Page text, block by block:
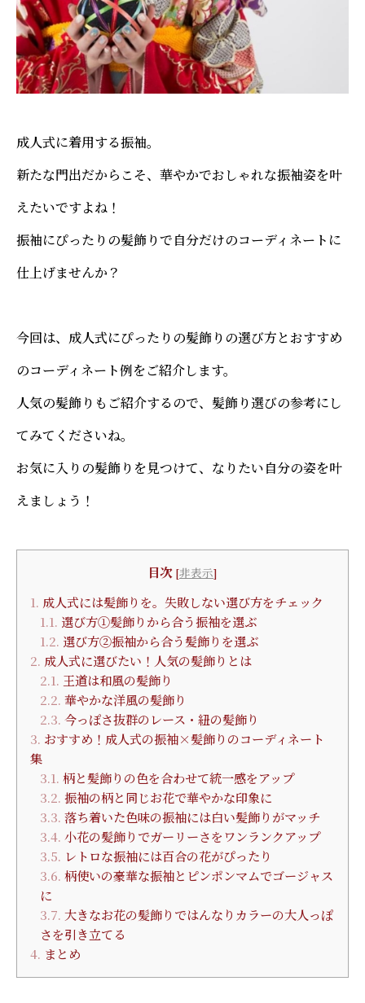
成人式に着用する振袖。
新たな門出だからこそ、華やかでおしゃれな振袖姿を叶
えたいですよね！
振袖にぴったりの髪飾りで自分だけのコーディネートに
仕上げませんか？
今回は、成人式にぴったりの髪飾りの選び方とおすすめ
のコーディネート例をご紹介します。
人気の髪飾りもご紹介するので、髪飾り選びの参考にし
てみてくださいね。
お気に入りの髪飾りを見つけて、なりたい自分の姿を叶
えましょう！
目次 [非表示]
1. 成人式には髪飾りを。失敗しない選び方をチェック
1.1. 選び方①髪飾りから合う振袖を選ぶ
1.2. 選び方②振袖から合う髪飾りを選ぶ
2. 成人式に選びたい！人気の髪飾りとは
2.1. 王道は和風の髪飾り
2.2. 華やかな洋風の髪飾り
2.3. 今っぽさ抜群のレース・紐の髪飾り
3. おすすめ！成人式の振袖×髪飾りのコーディネート
集
3.1. 柄と髪飾りの色を合わせて統一感をアップ
3.2. 振袖の柄と同じお花で華やかな印象に
3.3. 落ち着いた色味の振袖には白い髪飾りがマッチ
3.4. 小花の髪飾りでガーリーさをワンランクアップ
3.5. レトロな振袖には百合の花がぴったり
3.6. 柄使いの豪華な振袖とピンポンマムでゴージャス
に
3.7. 大きなお花の髪飾りではんなりカラーの大人っぽ
さを引き立てる
4. まとめ